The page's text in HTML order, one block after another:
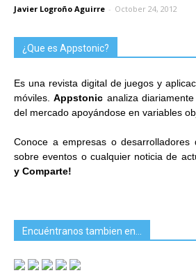
Javier Logroño Aguirre - October 24, 2012
¿Que es Appstonic?
Es una revista digital de juegos y
móviles.Appstonic analiza
del mercado apoyándose en variables
Conoce a empresas o desarrolladores
sobre eventos o cualquier noticia de
y Comparte!
Encuéntranos tambien en…